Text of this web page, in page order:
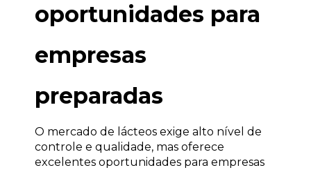
oportunidades para
empresas
preparadas
O mercado de lácteos exige alto nível de
controle e qualidade, mas oferece
excelentes oportunidades para empresas